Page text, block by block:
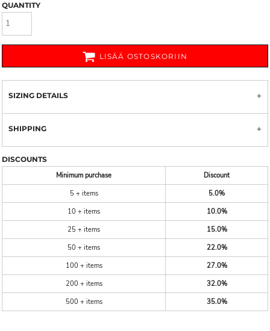
QUANTITY
LISÄÄ OSTOSKORIIN
SIZING DETAILS
SHIPPING
DISCOUNTS
Minimum purchase
Discount
5 + items
5.0%
10 + items
10.0%
25 + items
15.0%
50 + items
22.0%
100 + items
27.0%
200 + items
32.0%
500 + items
35.0%